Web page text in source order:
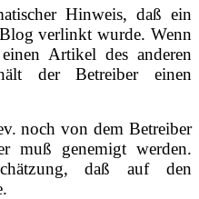
Hinweis, daß ein
verlinkt wurde. Wenn
Artikel des anderen
der Betreiber einen
noch von dem Betreiber
muß genemigt werden.
daß auf den